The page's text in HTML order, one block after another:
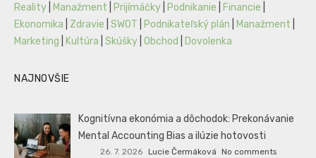
Reality
Manažment Prijímáčky Podnikanie Financie
Ekonomika
Zdravie SWOT Podnikateľský plán Manažment
Marketing
Kultúra Skúšky Obchod Dovolenka
NAJNOVŠIE
Kognitívna ekonómia a dôchodok: Prekonávanie
Mental Accounting Bias a ilúzie hotovosti
26. 7. 2026 Lucie Čermáková No comments